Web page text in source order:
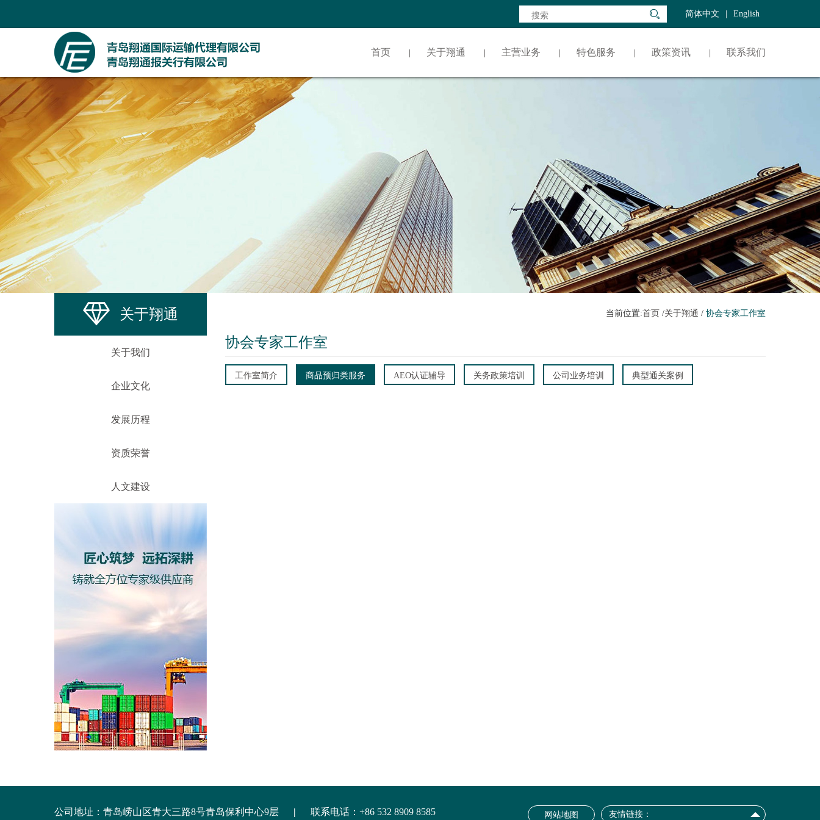
简体中文 English
首页 关于翔通 主营业务 特色服务 政策资讯 联系我们
关于翔通
关于我们
企业文化
发展历程
资质荣誉
人文建设
当前位置:首页 /关于翔通 / 协会专家工作室
协会专家工作室
工作室简介 商品预归类服务 AEO认证辅导 关务政策培训 公司业务培训 典型通关案例
公司地址：青岛崂山区青大三路8号青岛保利中心9层 | 联系电话：+86 532 8909 8585 网站地图 友情链接：